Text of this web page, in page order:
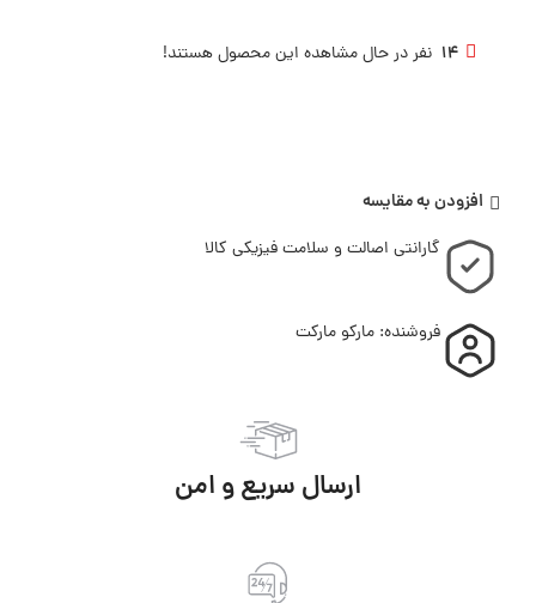
14 نفر در حال مشاهده این محصول هستند!
افزودن به مقایسه
گارانتی اصالت و سلامت فیزیکی کالا
فروشنده: مارکو مارکت
ارسال سریع و امن